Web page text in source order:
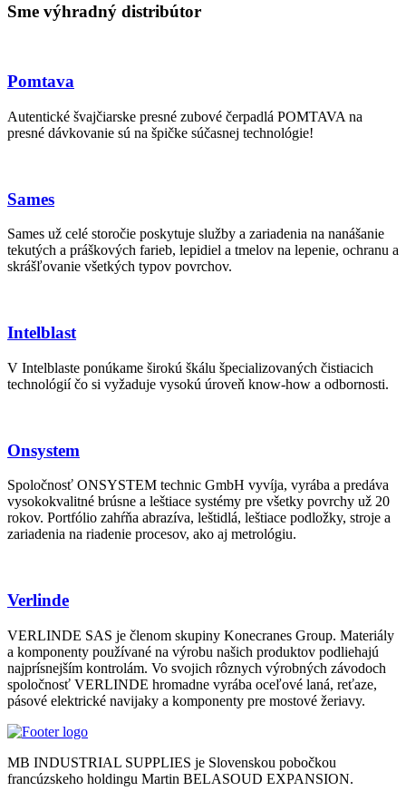
Sme výhradný distribútor
Pomtava
Autentické švajčiarske presné zubové čerpadlá POMTAVA na
presné dávkovanie sú na špičke súčasnej technológie!
Sames
Sames už celé storočie poskytuje služby a zariadenia na nanášanie
tekutých a práškových farieb, lepidiel a tmelov na lepenie, ochranu a
skrášľovanie všetkých typov povrchov.
Intelblast
V Intelblaste ponúkame širokú škálu špecializovaných čistiacich
technológií čo si vyžaduje vysokú úroveň know-how a odbornosti.
Onsystem
Spoločnosť ONSYSTEM technic GmbH vyvíja, vyrába a predáva
vysokokvalitné brúsne a leštiace systémy pre všetky povrchy už 20
rokov. Portfólio zahŕňa abrazíva, leštidlá, leštiace podložky, stroje a
zariadenia na riadenie procesov, ako aj metrológiu.
Verlinde
VERLINDE SAS je členom skupiny Konecranes Group. Materiály
a komponenty používané na výrobu našich produktov podliehajú
najprísnejším kontrolám. Vo svojich rôznych výrobných závodoch
spoločnosť VERLINDE hromadne vyrába oceľové laná, reťaze,
pásové elektrické navijaky a komponenty pre mostové žeriavy.
MB INDUSTRIAL SUPPLIES je Slovenskou pobočkou
francúzskeho holdingu Martin BELASOUD EXPANSION.